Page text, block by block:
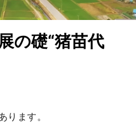
の礎“猪苗代
ります。